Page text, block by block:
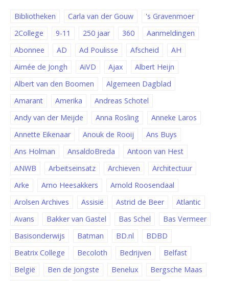
Bibliotheken Carla van der Gouw
's Gravenmoer
2College
9-11 250 jaar 360
Aanmeldingen
Abonnee
AD Ad Poulisse Afscheid
AH
Aimée de Jongh
AiVD Ajax
Albert Heijn
Albert van den Boomen
Algemeen Dagblad
Amarant
Amerika
Andreas Schotel
Andy van der Meijde
Anna Rosling
Anneke Laros
Annette Eikenaar
Anouk de Rooij
Ans Buys
Ans Holman
AnsaldoBreda
Antoon van Hest
ANWB
Arbeitseinsatz Archieven
Architectuur
Arke
Arno Heesakkers
Arnold Roosendaal
Arolsen Archives
Assisië Astrid de Beer
Atlantic
Avans
Bakker van Gastel Bas Schel
Bas Vermeer
Basisonderwijs
Batman BD.nl
BDBD
Beatrix College
Becoloth Bedrijven
Belfast
België
Ben de Jongste Benelux
Bergsche Maas